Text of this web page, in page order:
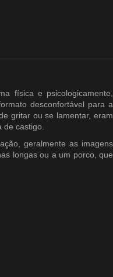
física e psicologicamente,
desconfortável para a
gritar ou se lamentar, eram
castigo.
geralmente as imagens
longas ou a um porco, que